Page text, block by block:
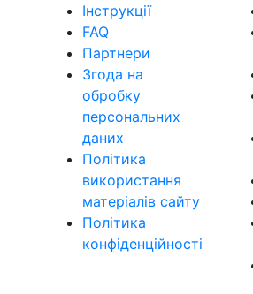
Інструкції
FAQ
Партнери
Згода на
обробку
персональних
даних
Політика
використання
матеріалів сайту
Політика
конфіденційності